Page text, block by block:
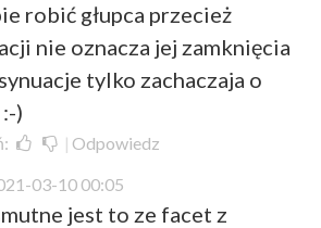
robić głupca przecież
nie oznacza jej zamknięcia
tylko zachaczaja o
)
| Odpowiedz
03-10 00:05
jest to ze facet z